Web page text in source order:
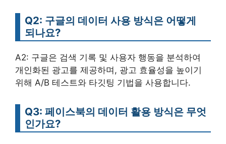
Q2: 구글의 데이터 사용 방식은 어떻게
되나요?
A2: 구글은 검색 기록 및 사용자 행동을 분석하여
개인화된 광고를 제공하며, 광고 효율성을 높이기
위해 A/B 테스트와 타깃팅 기법을 사용합니다.
Q3: 페이스북의 데이터 활용 방식은 무엇
인가요?